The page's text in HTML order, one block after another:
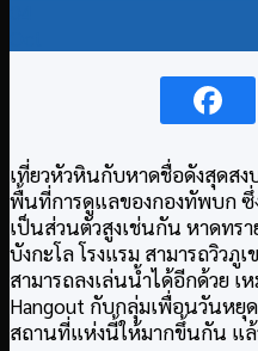
เที่ยวหัวหินกับหาดชื่อดังสุดสง
พื้นที่การดูแลของกองทัพบก ซึ่
เป็นส่วนตัวสูงเช่นกัน หาดทร
บังกะโล โรงแรม สามารถวิวภู
สามารถลงเล่นน้ำได้อีกด้วย
Hangout กับกลุ่มเพื่อนวันหยุ
สถานที่แห่งนี้ให้มากขึ้นกัน แล้